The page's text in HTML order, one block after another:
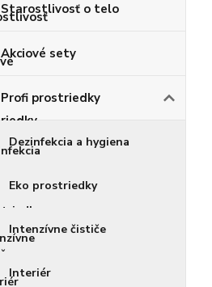
Starostlivosť o telo
Akciové sety
Profi prostriedky
Dezinfekcia a hygiena
Eko prostriedky
Intenzívne čističe
Interiér